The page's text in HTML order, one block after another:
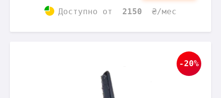
Доступно от 2150 ₴/мес
-20%